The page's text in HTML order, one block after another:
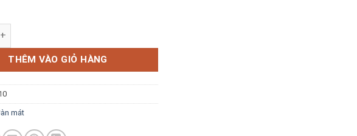
1m5 Cánh Kính Fushimavina số lượng
THÊM VÀO GIỎ HÀNG
mát